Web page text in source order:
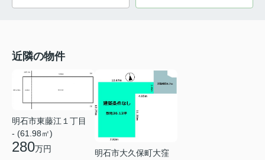
近隣の物件
明石市東藤江１丁目
- (61.98㎡)
280万円
明石市大久保町大窪